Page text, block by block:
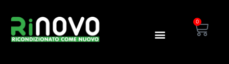
contenuto
0